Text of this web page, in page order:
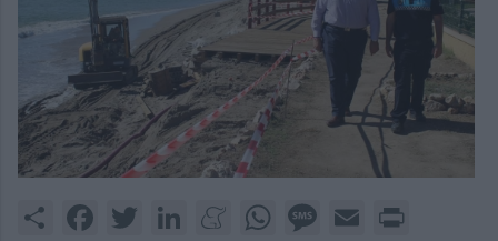
Share FacebookTwitter LinkedInMeneameWhatsAppMessage
Email